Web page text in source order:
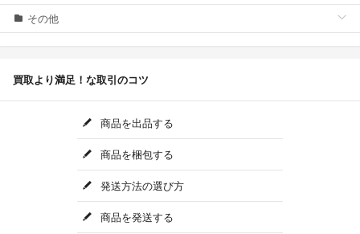
その他
買取より満足！な取引のコツ
商品を出品する
商品を梱包する
発送方法の選び方
商品を発送する